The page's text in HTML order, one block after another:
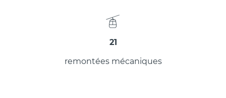
21
remontées mécaniques